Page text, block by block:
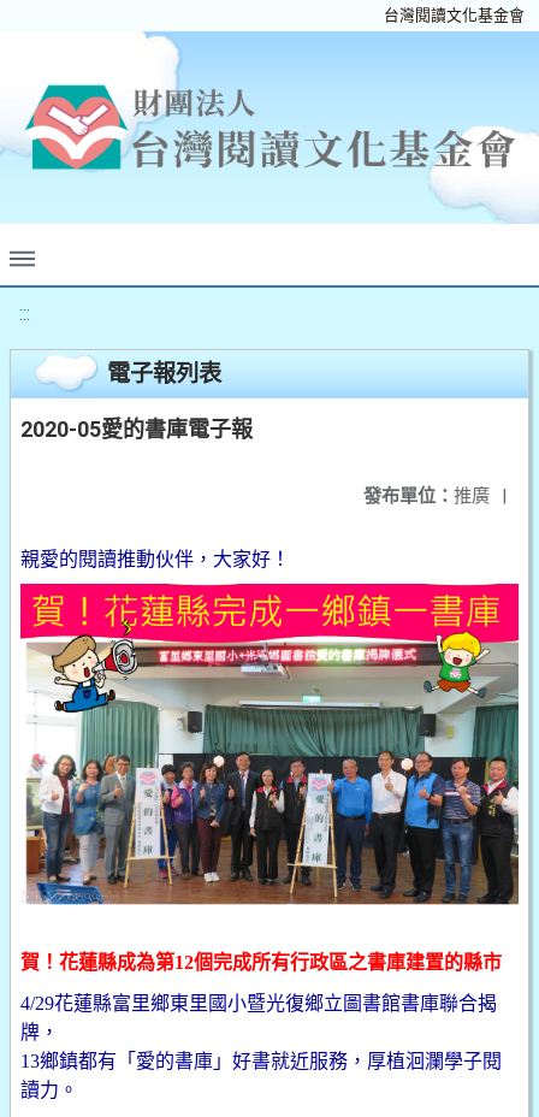
台灣閱讀文化基金會
:::
電子報列表
2020-05愛的書庫電子報
發布單位： 推廣 |
親愛的閱讀推動伙伴，大家好！
賀！花蓮縣成為第12個完成所有行政區之書庫建置的縣市
4/29花蓮縣富里鄉東里國小暨光復鄉立圖書館書庫聯合揭
牌，
13鄉鎮都有「愛的書庫」好書就近服務，厚植洄瀾學子閱
讀力。